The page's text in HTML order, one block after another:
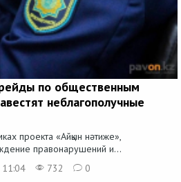
по общественным
неблагополучные
проекта «Айқын нәтиже»,
правонарушений и...
11:04 732 0